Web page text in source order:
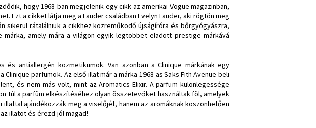
hogy 1968-ban megjelenik egy cikk az amerikai Vogue magazinban,
Ezt a cikket látja meg a Lauder családban Evelyn Lauder, aki rögtön meg
sikerül rátalálniuk a cikkhez közreműködő újságíróra és bőrgyógyászra,
márka, amely mára a világon egyik legtöbbet eladott prestige márkává
és antiallergén kozmetikumok. Van azonban a Clinique márkának egy
parfümök. Az első illat már a márka 1968-as Saks Fith Avenue-beli
és nem más volt, mint az Aromatics Elixir. A parfüm különlegessége
túl a parfüm elkészítéséhez olyan összetevőket használtak föl, amelyek
ajándékozzák meg a viselőjét, hanem az aromáknak köszönhetően
illatot és érezd jól magad!